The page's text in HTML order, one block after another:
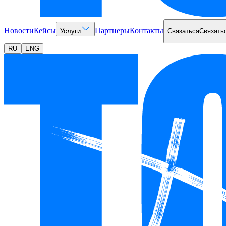
НовостиКейсы Услуги ПартнерыКонтакты Связаться
RU ENG